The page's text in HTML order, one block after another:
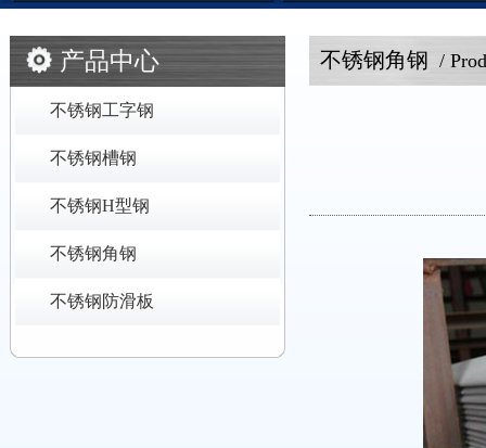
产品中心
不锈钢工字钢
不锈钢槽钢
不锈钢H型钢
不锈钢角钢
不锈钢防滑板
不锈钢角钢 /